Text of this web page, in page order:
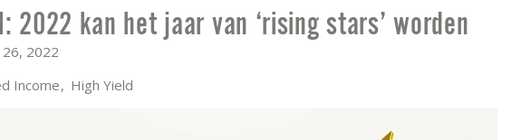
STARS’ WORDEN
2022 kan het jaar van ‘rising stars’ worden
26, 2022
Income High Yield